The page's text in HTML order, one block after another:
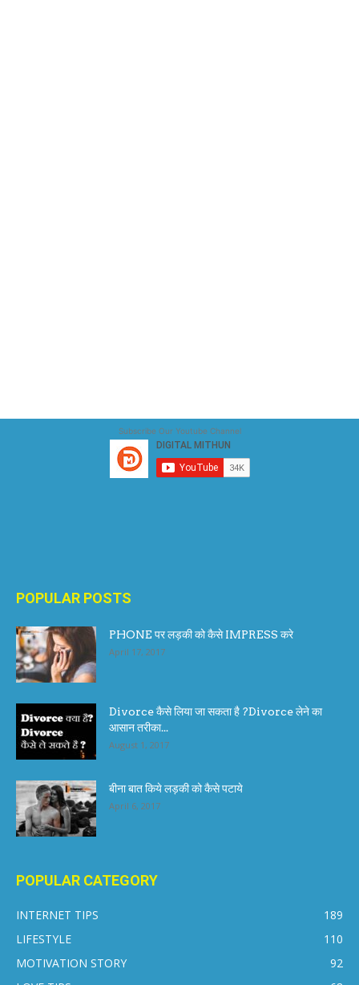
Subscribe Our Youtube Channel
POPULAR POSTS
PHONE पर लड़की को कैसे IMPRESS करे
April 17, 2017
Divorce कैसे लिया जा सकता है ?Divorce लेने का
आसान तरीका...
August 1, 2017
बीना बात किये लड़की को कैसे पटाये
April 6, 2017
POPULAR CATEGORY
INTERNET TIPS
189
LIFESTYLE
110
MOTIVATION STORY
92